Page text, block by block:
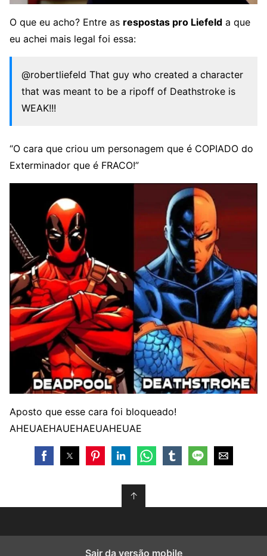
O que eu acho? Entre as respostas pro Liefeld a que
eu achei mais legal foi essa:
@robertliefeld That guy who created a character
that was meant to be a ripoff of Deathstroke is
WEAK!!!
“O cara que criou um personagem que é COPIADO do
Exterminador que é FRACO!”
Aposto que esse cara foi bloqueado!
AHEUAEHAUEHAEUAHEUAE
↑
Sair da versão mobile